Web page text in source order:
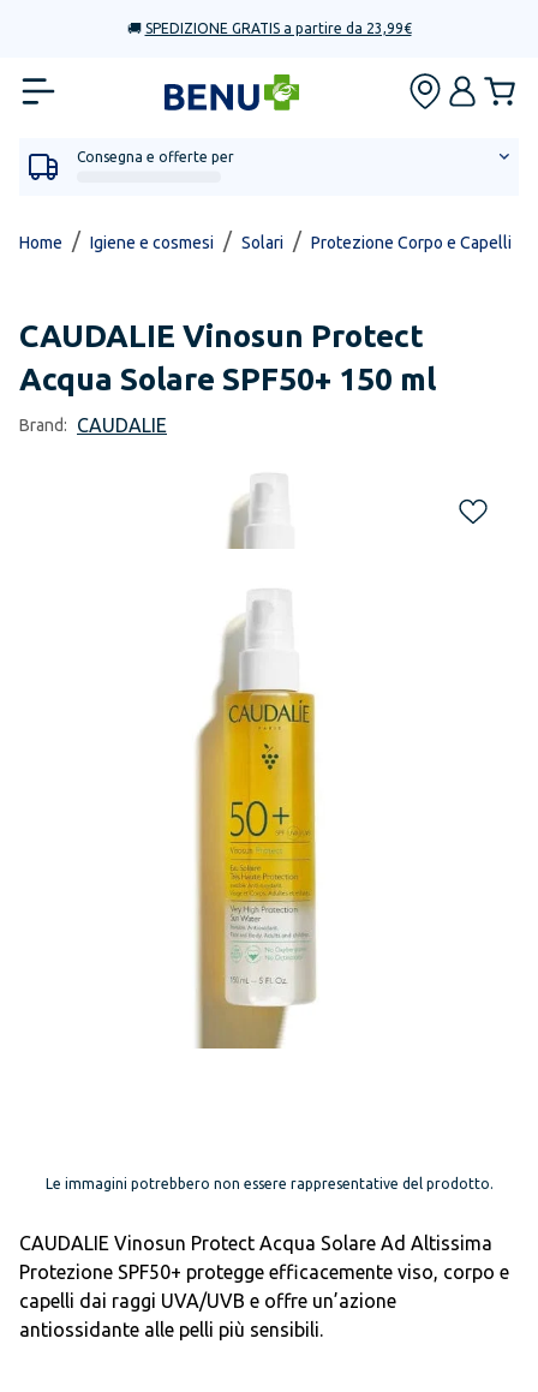
🚚 SPEDIZIONE GRATIS a partire da 23,99€
Consegna e offerte per
Home / Igiene e cosmesi / Solari / Protezione Corpo e Capelli
CAUDALIE Vinosun Protect
Acqua Solare SPF50+ 150 ml
Brand: CAUDALIE
Le immagini potrebbero non essere rappresentative del prodotto.
CAUDALIE Vinosun Protect Acqua Solare Ad Altissima
Protezione SPF50+ protegge efficacemente viso, corpo e
capelli dai raggi UVA/UVB e offre un’azione
antiossidante alle pelli più sensibili.